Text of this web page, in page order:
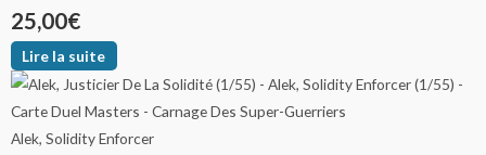
25,00€
Lire la suite
Alek, Solidity Enforcer